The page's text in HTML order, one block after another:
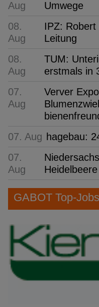
Aug
Umwege
08.
Aug
IPZ:
Leitung
08.
Aug
TUM:
erstmals in
07.
Aug
Verver
07. Aug hagebau:
07.
Aug
Heidelbeere
GABOT Top-Jobs